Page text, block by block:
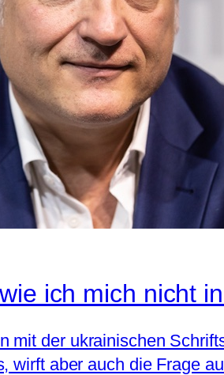
ich mich nicht
der ukrainischen
aber auch die Frage